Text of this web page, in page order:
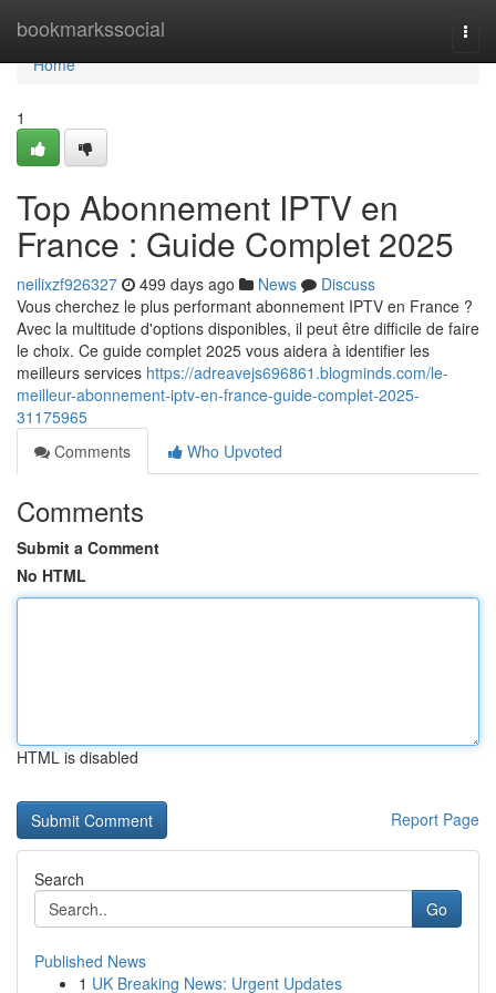
bookmarkssocial
Home
Home
1
Top Abonnement IPTV en
France : Guide Complet 2025
neilixzf926327 499 days ago News
Discuss
Vous cherchez le plus performant abonnement IPTV en France ?
Avec la multitude d'options disponibles, il peut être difficile de faire
le choix. Ce guide complet 2025 vous aidera à identifier les
meilleurs services https://adreavejs696861.blogminds.com/le-
meilleur-abonnement-iptv-en-france-guide-complet-2025-
31175965
Comments
Who Upvoted
Comments
Submit a Comment
No HTML
HTML is disabled
Report Page
Search
Go
Published News
1 UK Breaking News: Urgent Updates